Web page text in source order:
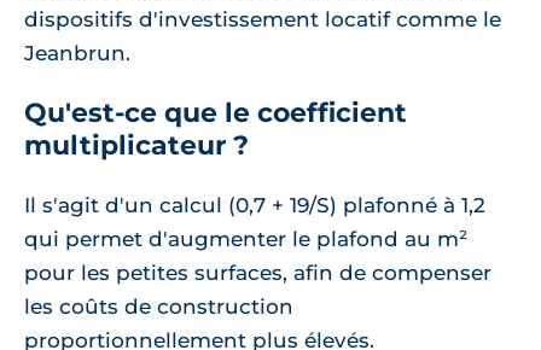
dispositifs d'investissement locatif comme le
Jeanbrun.
Qu'est-ce que le coefficient
multiplicateur ?
Il s'agit d'un calcul (0,7 + 19/S) plafonné à 1,2
qui permet d'augmenter le plafond au m²
pour les petites surfaces, afin de compenser
les coûts de construction
proportionnellement plus élevés.